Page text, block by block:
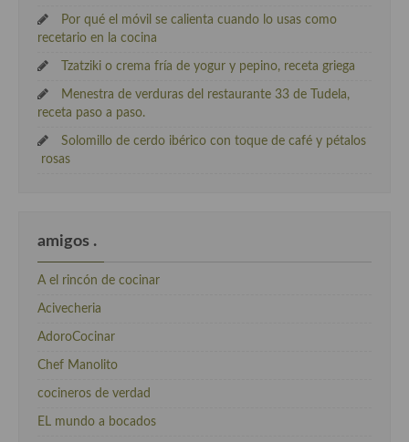
Por qué el móvil se calienta cuando lo usas como
recetario en la cocina
Tzatziki o crema fría de yogur y pepino, receta griega
Menestra de verduras del restaurante 33 de Tudela,
receta paso a paso.
Solomillo de cerdo ibérico con toque de café y pétalos
rosas
amigos .
A el rincón de cocinar
Acivecheria
AdoroCocinar
Chef Manolito
cocineros de verdad
EL mundo a bocados